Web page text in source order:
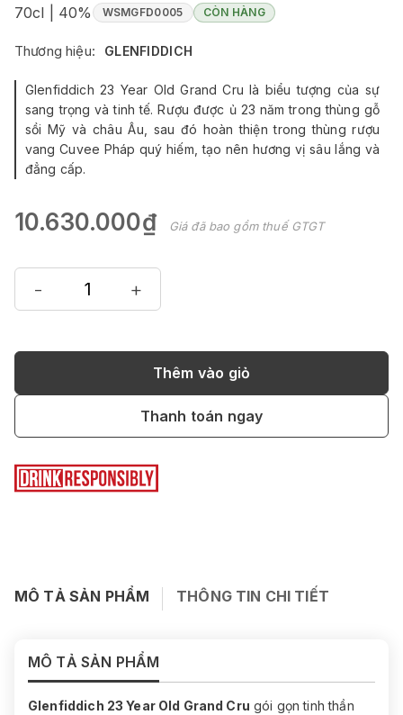
70cl | 40% WSMGFD0005 CÒN HÀNG
Thương hiệu: GLENFIDDICH
Glenfiddich 23 Year Old Grand Cru là biểu tượng của sự
sang trọng và tinh tế. Rượu được ủ 23 năm trong thùng gỗ
sồi Mỹ và châu Âu, sau đó hoàn thiện trong thùng rượu
vang Cuvee Pháp quý hiếm, tạo nên hương vị sâu lắng và
đẳng cấp.
10.630.000₫ Giá đã bao gồm thuế GTGT
- +
Thêm vào giỏ
Thanh toán ngay
MÔ TẢ SẢN PHẨM THÔNG TIN CHI TIẾT
MÔ TẢ SẢN PHẨM
Glenfiddich 23 Year Old Grand Cru gói gọn tinh thần